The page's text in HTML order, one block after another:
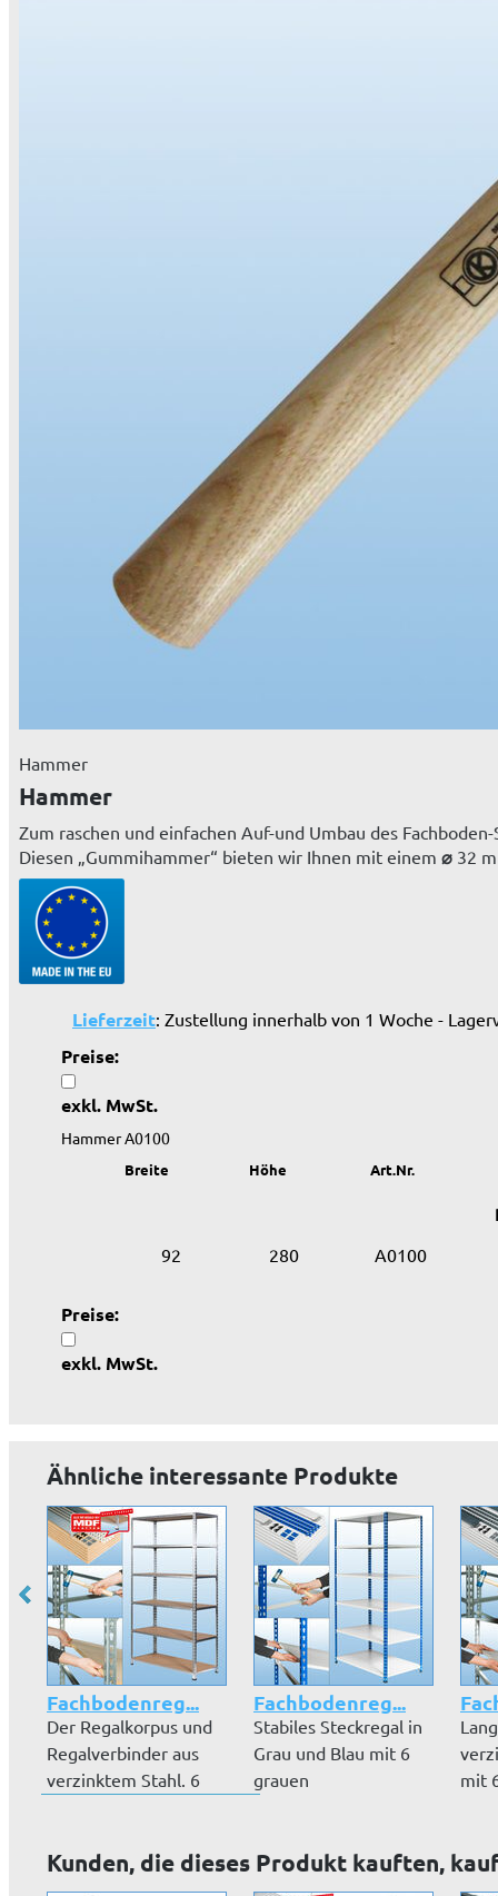
Hammer
Hammer
Zum raschen und einfachen Auf-und Umbau des
Diesen „Gummihammer“ bieten wir Ihnen mit einem ⌀ 32
Lieferzeit: Zustellung innerhalb von 1 Woche -
Preise:
exkl. MwSt.
Hammer A0100
Breite Höhe Art.Nr.
92 280 A0100
Preise:
exkl. MwSt.
Ähnliche interessante Produkte
Fachbodenreg...
Der Regalkorpus und
Regalverbinder aus
verzinktem Stahl. 6
Fachbodenreg...
Stabiles Steckregal in
Grau und Blau mit 6
grauen
mit
Kunden, die dieses Produkt kauften,